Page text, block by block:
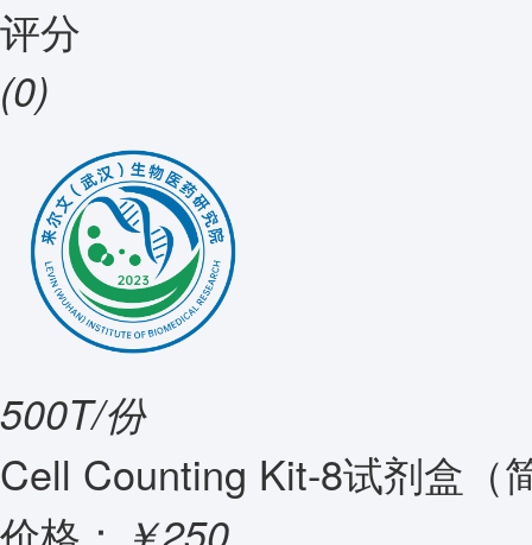
评分
(0)
500T/份
Cell Counting Kit-8试剂盒（